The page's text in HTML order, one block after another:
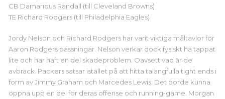
CB Damarious Randall (till Cleveland Browns)
TE Richard Rodgers (till Philadelphia Eagles)
Jordy Nelson och Richard Rodgers har varit viktiga måltavlor för
Aaron Rodgers passningar. Nelson verkar dock fysiskt ha tappat
lite och har haft en del skadeproblem. Oavsett vad är de
avbräck. Packers satsar istället på att hitta talangfulla tight ends i
form av Jimmy Graham och Marcedes Lewis. Det borde kunna
öppna upp en del för deras offense och running-game. Morgan